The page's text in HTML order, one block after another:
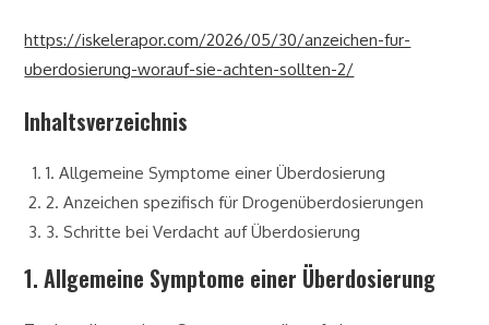
https://iskelerapor.com/2026/05/30/anzeichen-fur-
uberdosierung-worauf-sie-achten-sollten-2/
Inhaltsverzeichnis
1. Allgemeine Symptome einer Überdosierung
2. Anzeichen spezifisch für Drogenüberdosierungen
3. Schritte bei Verdacht auf Überdosierung
1. Allgemeine Symptome einer Überdosierung